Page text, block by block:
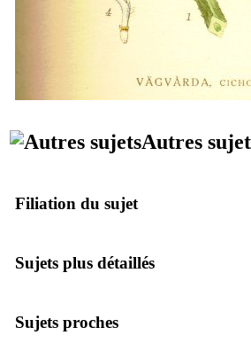
Autres
Filiation du sujet
Sujets plus détaillés
Sujets proches